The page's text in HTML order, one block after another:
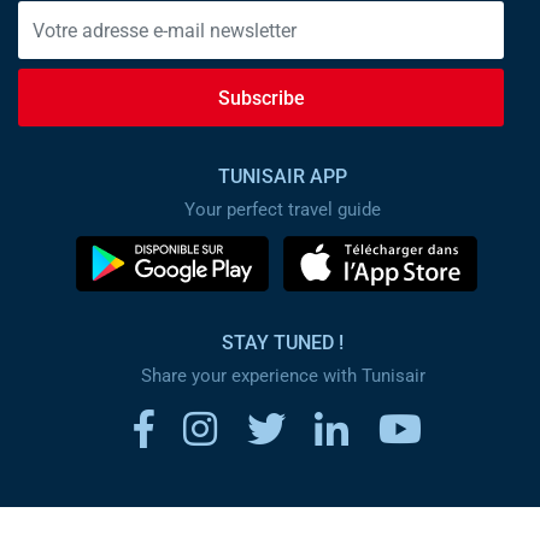
Subscribe
TUNISAIR APP
Your perfect travel guide
STAY TUNED !
Share your experience with Tunisair